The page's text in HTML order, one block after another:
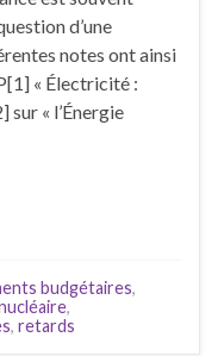
d’une
notes ont ainsi
« Électricité :
sur « l’Énergie
budgétaires,
,
, retards